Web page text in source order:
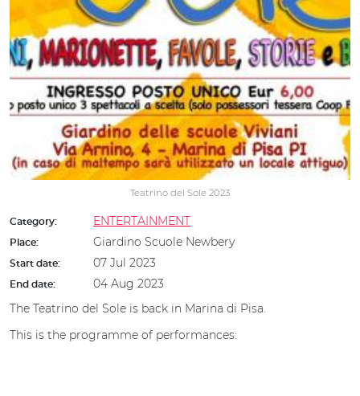
Teatrino del Sole 2023
Category: ENTERTAINMENT
Place: Giardino Scuole Newbery
Start date: 07 Jul 2023
End date:
04 Aug 2023
The Teatrino del Sole is back in Marina di Pisa.
This is the programme of performances: